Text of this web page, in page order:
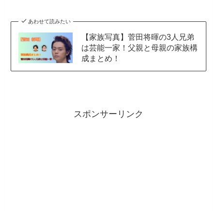
あわせて読みたい
【家族写真】菅田将暉の3人兄弟
は芸能一家！父親と母親の家族構
成まとめ！
スポンサーリンク